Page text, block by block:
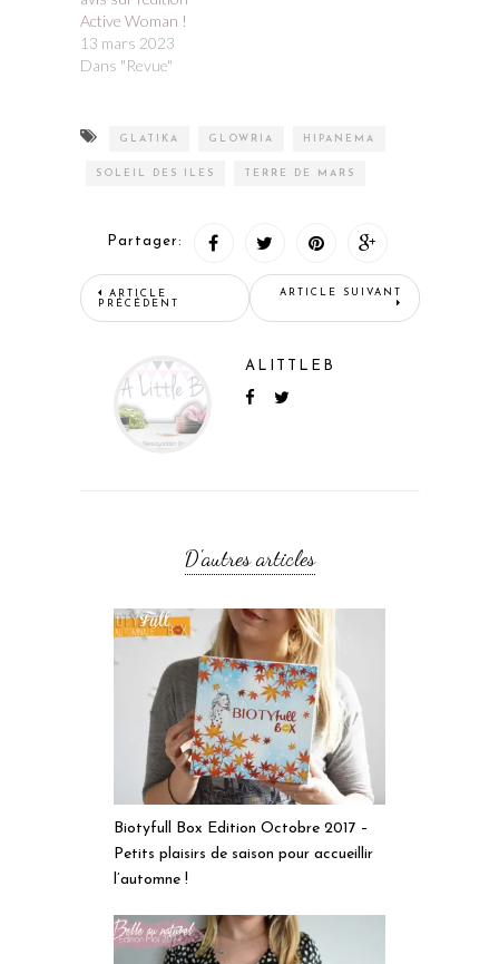
Active Woman !
13 mars 2023
Dans "Revue"
GLATIKA GLOWRIA HIPANEMA
SOLEIL DES ILES TERRE DE MARS
Partager:
ARTICLE
PRÉCÉDENT
ARTICLE SUIVANT
ALITTLEB
D'autres articles
Biotyfull Box Edition Octobre 2017 –
Petits plaisirs de saison pour accueillir
l’automne !